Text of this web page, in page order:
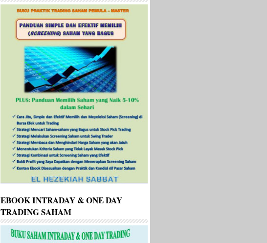
EBOOK INTRADAY & ONE DAY
TRADING SAHAM